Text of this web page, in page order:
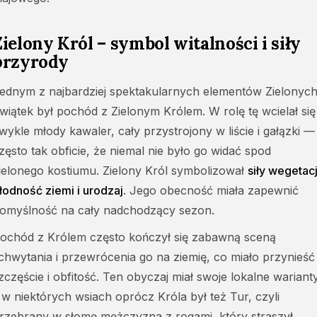
Król – symbol witalności i siły
z najbardziej spektakularnych elementów Zielonych
był pochód z Zielonym Królem. W rolę tę wcielał się
młody kawaler, cały przystrojony w liście i gałązki —
tak obficie, że niemal nie było go widać spod
kostiumu. Zielony Król symbolizował siły
ziemi i urodzaj. Jego obecność miała zapewnić
na cały nadchodzący sezon.
z Królem często kończył się zabawną sceną
i przewrócenia go na ziemię, co miało przynieść
i obfitość. Ten obyczaj miał swoje lokalne
w niektórych wsiach oprócz Króla był też Tur, czyli